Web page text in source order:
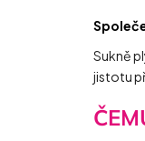
Sukně
jistotu